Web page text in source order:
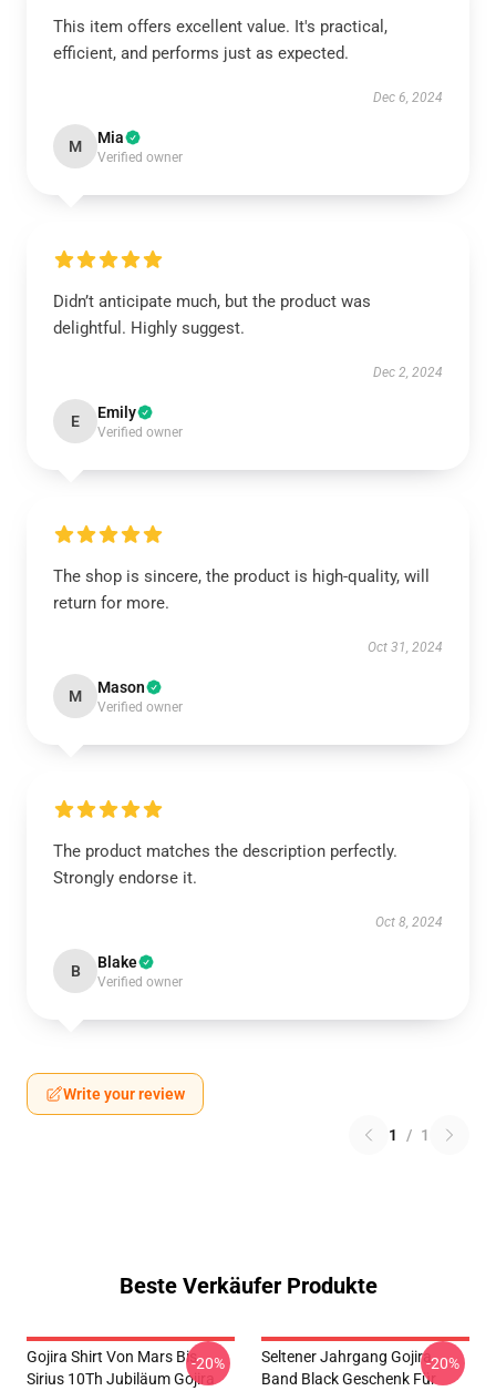
This item offers excellent value. It's practical,
efficient, and performs just as expected.
Dec 6, 2024
M Mia
Verified owner
Didn’t anticipate much, but the product was
delightful. Highly suggest.
Dec 2, 2024
E Emily
Verified owner
The shop is sincere, the product is high-quality, will
return for more.
Oct 31, 2024
M Mason
Verified owner
The product matches the description perfectly.
Strongly endorse it.
Oct 8, 2024
B Blake
Verified owner
Write your review
1 / 1
Beste Verkäufer Produkte
Gojira Shirt Von Mars Bis
Sirius 10Th Jubiläum Gojira
-20%
Seltener Jahrgang Gojira
Band Black Geschenk Für
-20%